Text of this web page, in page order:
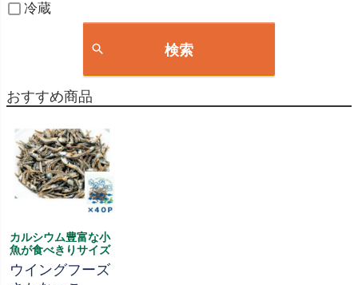
冷蔵
検索
おすすめ商品
カルシウム豊富な小
魚が食べきりサイズ
ウイングフーズ